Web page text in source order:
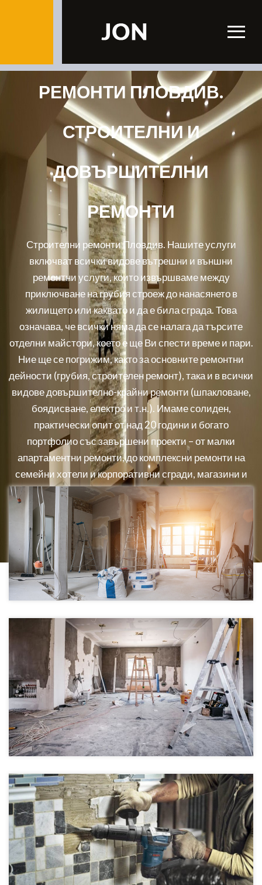
РЕМОНТИ ПЛОВДИВ.
СТРОИТЕЛНИ И
ДОВЪРШИТЕЛНИ
РЕМОНТИ
Строителни ремонти Пловдив. Нашите услуги
включват всички видове вътрешни и външни
ремонтни услуги, които извършваме между
приключване на грубия строеж до нанасянето в
жилището или каквато и да е била сграда. Това
означава, че всички няма да се налага да търсите
отделни майстори, което е ще Ви спести време и пари.
Ние ще се погрижим, както за основните ремонтни
дейности (грубия, строителен ремонт), така и в всички
видове довършително-крайни ремонти (шпакловане,
боядисване, електро и т.н.). Имаме солиден,
практически опит от над 20 години и богато
портфолио със завършени проекти – от малки
апартаментни ремонти, до комплексни ремонти на
семейни хотели и корпоративни сгради, магазини и
заведения.
Виж повече